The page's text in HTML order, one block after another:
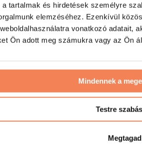
a tartalmak és hirdetések személyre
elemzéséhez. Ezenkívül
vonatkozó adatait,
Ön adott meg számukra vagy az Ön
Mindennek a
Testre szabás
Megtagad